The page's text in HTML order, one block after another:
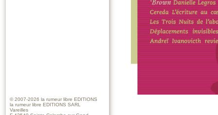
© 2007-2026 la rumeur libre EDITIONS
la rumeur libre EDITIONS SARL
Vareilles